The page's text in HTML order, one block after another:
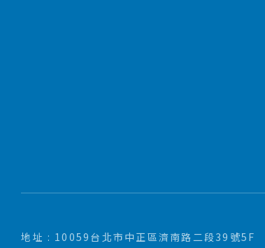
地址 : 10059台北市中正區濟南路二段39號5F